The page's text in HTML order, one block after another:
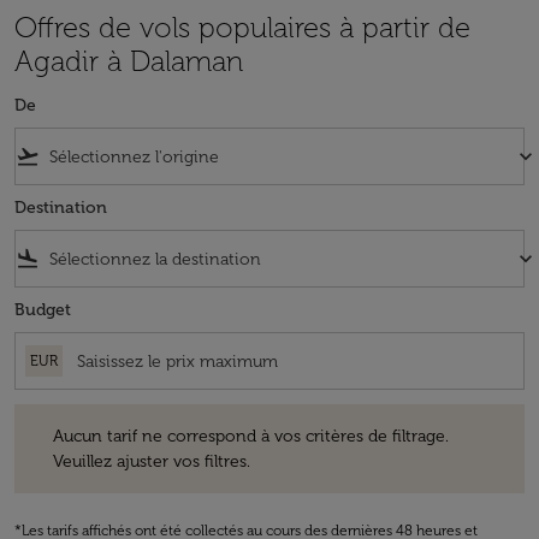
Offres de vols populaires à partir de
Agadir à Dalaman
De
flight_takeoff keyboard_arrow_down
Destination
flight_land keyboard_arrow_down
Budget
EUR
Aucun tarif ne correspond à vos critères de filtrage.
Veuillez ajuster vos filtres.
*Les tarifs affichés ont été collectés au cours des dernières 48 heures et